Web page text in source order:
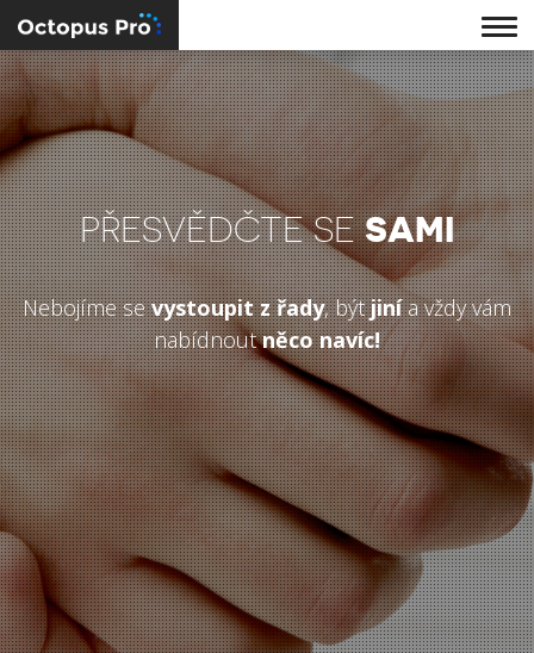
PŘESVĚDČTE SESAMI
Nebojíme sevystoupit z řady, býtjinía vždy vám
nabídnoutněco navíc!